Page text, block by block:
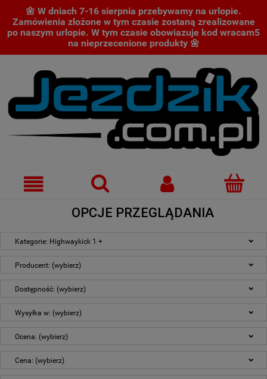
🌼 W dniach 7-16 sierpnia przebywamy na urlopie.
Zamówienia zlożone w tym czasie zostaną zrealizowane
po naszym urlopie. W tym czasie obowiazuje kod wracam5
na nieprzecenione produkty 🌼
OPCJE PRZEGLĄDANIA
Kategorie: Highwaykick 1 +
Producent: (wybierz)
Dostępność: (wybierz)
Wysyłka w: (wybierz)
Ocena: (wybierz)
Cena: (wybierz)